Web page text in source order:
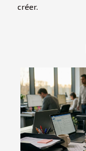
créer.